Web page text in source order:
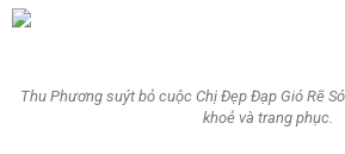
Thu Phương suýt bỏ cuộc Chị Đẹp Đạp Gió Rẽ
khoẻ và trang phục.